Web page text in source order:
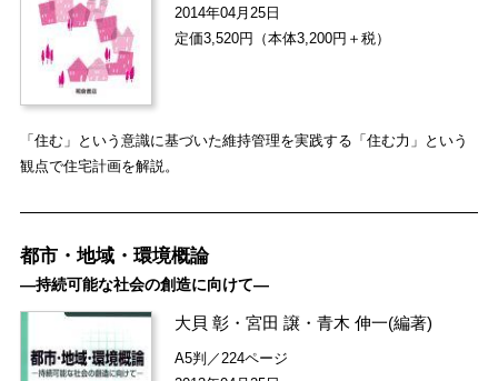
2014年04月25日
定価3,520円（本体3,200円＋税）
「住む」という意識に基づいた維持管理を実践する「住む力」という
観点で住宅計画を解説。
都市・地域・環境概論
―持続可能な社会の創造に向けて―
大貝 彰 ・宮田 譲 ・青木 伸一(編著)
A5判／224ページ